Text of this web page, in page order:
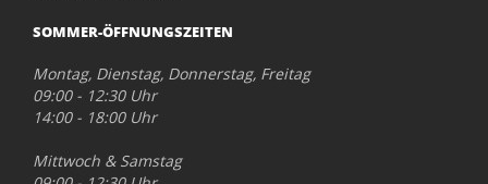
SOMMER-ÖFFNUNGSZEITEN
Montag, Dienstag, Donnerstag, Freitag
09:00 - 12:30 Uhr
14:00 - 18:00 Uhr
Mittwoch & Samstag